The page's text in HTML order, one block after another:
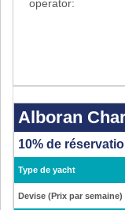
operator:
Charter
Bateaux
et
prix
Tenerife
/
Las
Galletas
Alboran
10% de
Type de yacht
Devise (Prix par semaine)